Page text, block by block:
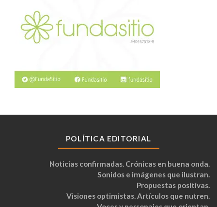
POLÍTICA EDITORIAL
Noticias confirmadas. Crónicas en buena onda.
Sonidos e imágenes que ilustran.
Propuestas positivas.
Visiones optimistas. Artículos que nutren.